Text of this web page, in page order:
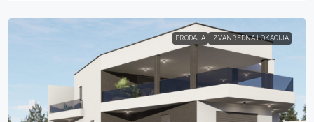
PRODAJA IZVANREDNA LOKACIJA